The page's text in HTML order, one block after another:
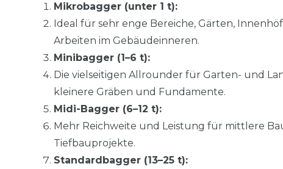
Mikrobagger (unter 1 t):
Ideal für sehr enge Bereiche, Gärten,
Arbeiten im Gebäudeinneren.
Minibagger (1–6 t):
Die vielseitigen Allrounder für Garten- und
kleinere Gräben und Fundamente.
Midi-Bagger (6–12 t):
Mehr Reichweite und Leistung für mittlere
Tiefbauprojekte.
Standardbagger (13–25 t):